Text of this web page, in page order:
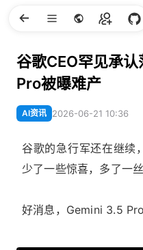
谷歌CEO罕见承
Pro被曝难产
AI资讯 2026-06-21 10:36
谷歌的急行军还在继续
少了一些惊喜，多了一丝
好消息，Gemini 3.5 Pro